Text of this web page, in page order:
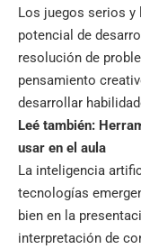
Los juegos serios y
potencial de
resolución de
pensamiento
desarrollar
Leé también:
usar en el aula
La inteligencia
tecnologías
bien en la
interpretación de